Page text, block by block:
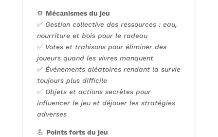
⚙️ Mécanismes du jeu
✅Gestion collective des ressources : eau,
nourriture et bois pour le radeau
✅Votes et trahisons pour éliminer des
joueurs quand les vivres manquent
✅Événements aléatoires rendant la survie
toujours plus difficile
✅Objets et actions secrètes pour
influencer le jeu et déjouer les stratégies
adverses
💪 Points forts du jeu